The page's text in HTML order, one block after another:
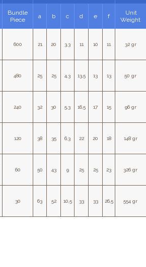
Bundle
Piece
a b c d e f
Unit
Weight
600 21 20 3,3 11 10 11 32 gr
480 25 25 4,3 13,5 13 13 50 gr
240 32 30 5,3 16,5 17 15 96 gr
120 38 35 6,3 22 20 18 148 gr
60 50 43 9 25 25 23 326 gr
30 63 52 10,5 33 33 26,5 554 gr